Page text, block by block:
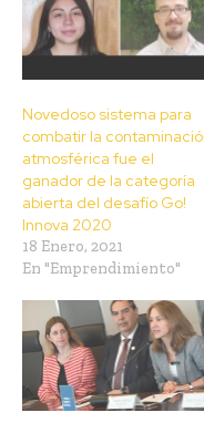
Novedoso sistema para
combatir la
atmosférica fue el
ganador de la categoría
abierta del desafío Go!
Innova 2020
18 Enero, 2021
En "Emprendimiento"